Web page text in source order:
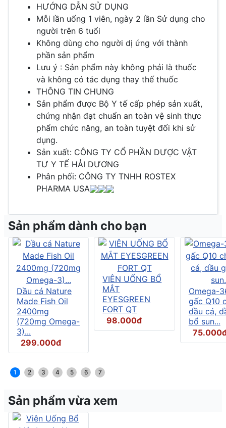
HƯỚNG DẪN SỬ DỤNG
Mỗi lần uống 1 viên, ngày 2 lần Sử dụng cho
người trên 6 tuổi
Không dùng cho người dị ứng với thành
phần sản phẩm
Lưu ý : Sản phẩm này không phải là thuốc
và không có tác dụng thay thế thuốc
THÔNG TIN CHUNG
Sản phẩm được Bộ Y tế cấp phép sản xuất,
chứng nhận đạt chuẩn an toàn vệ sinh thực
phẩm chức năng, an toàn tuyệt đối khi sử
dụng.
Sản xuất: CÔNG TY CỔ PHẦN DƯỢC VẬT
TƯ Y TẾ HẢI DƯƠNG
Phân phối: CÔNG TY TNHH ROSTEX
PHARMA USA
Sản phẩm dành cho bạn
Dầu cá Nature
Made Fish Oil
2400mg
(720mg Omega-
3)...
299.000đ
VIÊN UỐNG BỔ
MẮT
EYESGREEN
FORT QT
98.000đ
Omega-
gấc Q10
dầu cá,
bổ sun...
1 2 3 4 5 6 7
Sản phẩm vừa xem